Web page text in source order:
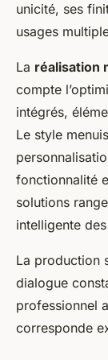
unicité, ses
usages
La réalisation
compte
intégrés,
Le style
fonctionnalité
solutions
intelligente
La production
dialogue
professionnel
corresponde